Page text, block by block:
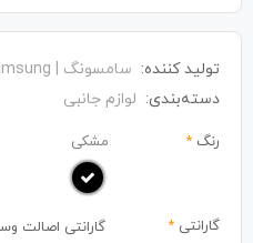
تولید کننده: سامسونگ | Samsung
دسته‌بندی: لوازم جانبی
رنگ * مشکی
گارانتی * گارانتی اصالت